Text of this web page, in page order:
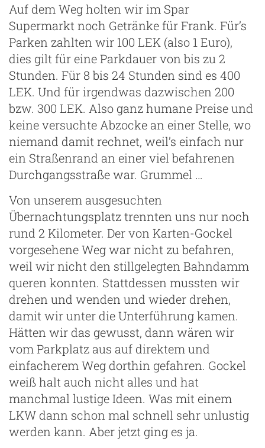
Auf dem Weg holten wir im Spar
Supermarkt noch Getränke für Frank. Für’s
Parken zahlten wir 100 LEK (also 1 Euro),
dies gilt für eine Parkdauer von bis zu 2
Stunden. Für 8 bis 24 Stunden sind es 400
LEK. Und für irgendwas dazwischen 200
bzw. 300 LEK. Also ganz humane Preise und
keine versuchte Abzocke an einer Stelle, wo
niemand damit rechnet, weil’s einfach nur
ein Straßenrand an einer viel befahrenen
Durchgangsstraße war. Grummel …
Von unserem ausgesuchten
Übernachtungsplatz trennten uns nur noch
rund 2 Kilometer. Der von Karten-Gockel
vorgesehene Weg war nicht zu befahren,
weil wir nicht den stillgelegten Bahndamm
queren konnten. Stattdessen mussten wir
drehen und wenden und wieder drehen,
damit wir unter die Unterführung kamen.
Hätten wir das gewusst, dann wären wir
vom Parkplatz aus auf direktem und
einfacherem Weg dorthin gefahren. Gockel
weiß halt auch nicht alles und hat
manchmal lustige Ideen. Was mit einem
LKW dann schon mal schnell sehr unlustig
werden kann. Aber jetzt ging es ja.